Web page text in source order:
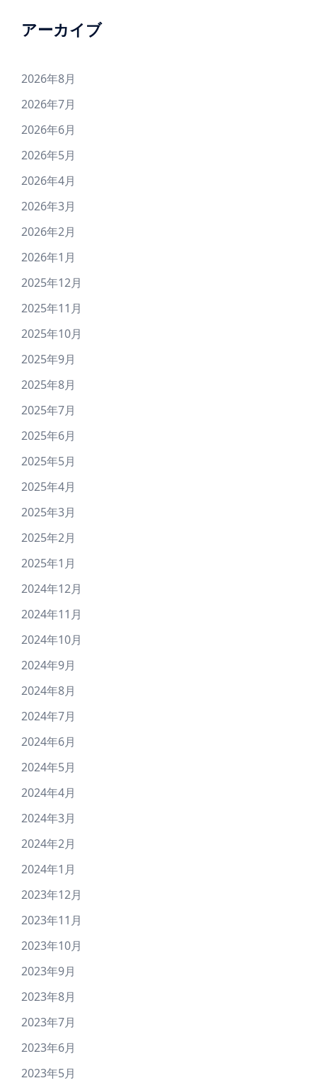
アーカイブ
2026年8月
2026年7月
2026年6月
2026年5月
2026年4月
2026年3月
2026年2月
2026年1月
2025年12月
2025年11月
2025年10月
2025年9月
2025年8月
2025年7月
2025年6月
2025年5月
2025年4月
2025年3月
2025年2月
2025年1月
2024年12月
2024年11月
2024年10月
2024年9月
2024年8月
2024年7月
2024年6月
2024年5月
2024年4月
2024年3月
2024年2月
2024年1月
2023年12月
2023年11月
2023年10月
2023年9月
2023年8月
2023年7月
2023年6月
2023年5月